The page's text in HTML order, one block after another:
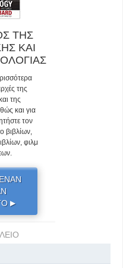
ΤΗΣ
ΚΑΙ
της
της
και για
τον
βιβλίων,
φιλμ
▶